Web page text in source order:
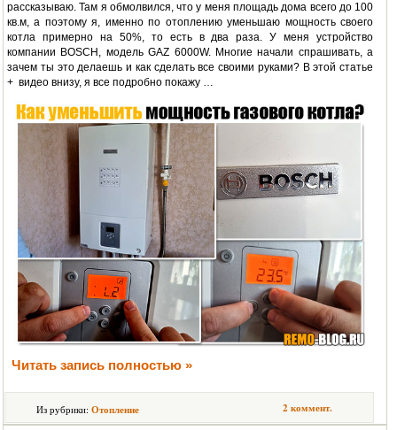
рассказываю. Там я обмолвился, что у меня площадь дома всего до 100
кв.м, а поэтому я, именно по отоплению уменьшаю мощность своего
котла примерно на 50%, то есть в два раза. У меня устройство
компании BOSCH, модель GAZ 6000W. Многие начали спрашивать, а
зачем ты это делаешь и как сделать все своими руками? В этой статье
+ видео внизу, я все подробно покажу …
Читать запись полностью »
2 коммент.
Из рубрики: Отопление